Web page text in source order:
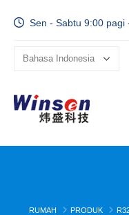
Sen - Sabtu 9:00 pagi
RUMAH PRODUK